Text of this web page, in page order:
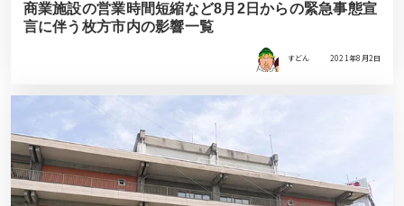
商業施設の営業時間短縮など8月2日からの緊急事態宣
言に伴う枚方市内の影響一覧
すどん 2021年8月2日